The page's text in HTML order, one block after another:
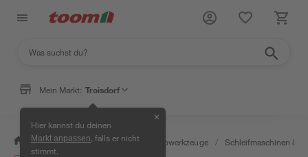
Mein Markt: Troisdorf
Hier kannst du deinen
Markt anpassen , falls er nicht
stimmt.
✕
/ Werkstatt & Maschinen / Elektrowerkzeuge / Schleifmaschinen &